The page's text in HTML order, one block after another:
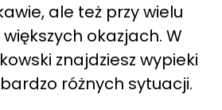
ale też przy wielu
okazjach. W
znajdziesz wypieki
różnych sytuacji.